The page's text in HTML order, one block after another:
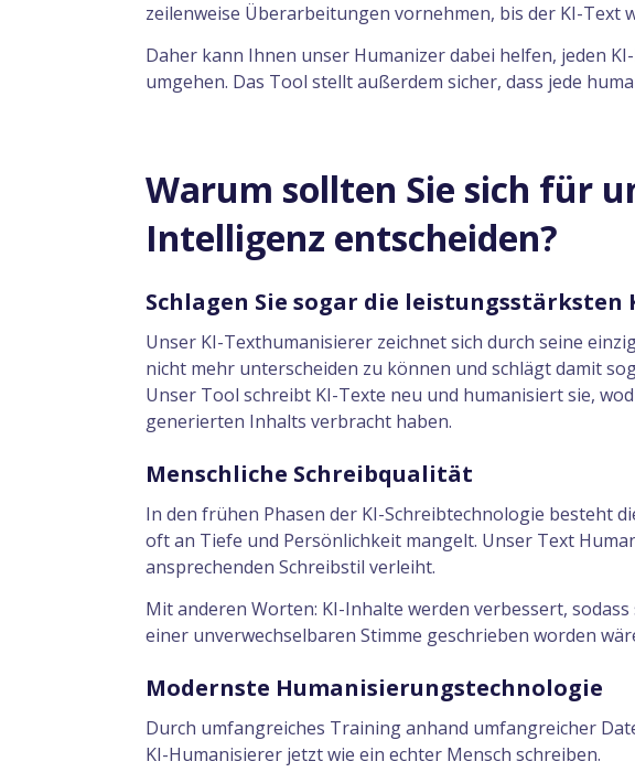
zeilenweise Überarbeitungen vornehmen, bis der KI-
Daher kann Ihnen unser Humanizer dabei helfen, jeden
umgehen. Das Tool stellt außerdem sicher, dass jede
Warum sollten Sie sich für
Intelligenz entscheiden?
Schlagen Sie sogar die leistungsstärksten
Unser KI-Texthumanisierer zeichnet sich durch seine
nicht mehr unterscheiden zu können und schlägt damit
Unser Tool schreibt KI-Texte neu und humanisiert sie,
generierten Inhalts verbracht haben.
Menschliche Schreibqualität
In den frühen Phasen der KI-Schreibtechnologie besteht
oft an Tiefe und Persönlichkeit mangelt. Unser Text
ansprechenden Schreibstil verleiht.
Mit anderen Worten: KI-Inhalte werden verbessert,
einer unverwechselbaren Stimme geschrieben worden
Modernste Humanisierungstechnologie
Durch umfangreiches Training anhand umfangreicher
KI-Humanisierer jetzt wie ein echter Mensch schreiben.